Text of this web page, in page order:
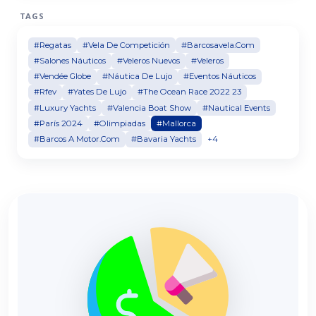
TAGS
#Regatas #Vela De Competición
#Barcosavela.Com
#Salones Náuticos
#Veleros Nuevos
#Veleros
#Vendée Globe
#Náutica De Lujo
#Eventos Náuticos
#Rfev
#Yates De Lujo
#The Ocean Race 2022 23
#Luxury Yachts
#Valencia Boat Show
#Nautical Events
#París 2024
#Olimpiadas
#Mallorca
#Barcos A Motor.Com
#Bavaria Yachts +4